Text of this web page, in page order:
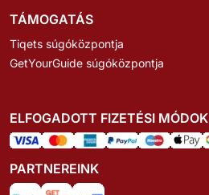
TÁMOGATÁS
Tiqets súgóközpontja
GetYourGuide súgóközpontja
ELFOGADOTT FIZETÉSI MÓDOK
PARTNEREINK